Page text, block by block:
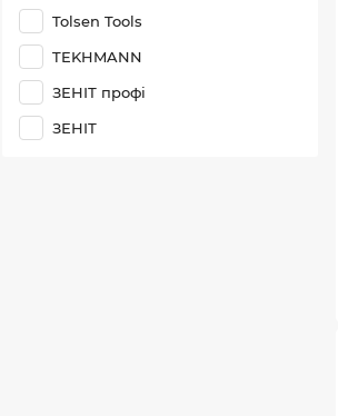
Tolsen Tools
TEKHMANN
ЗЕНІТ профі
ЗЕНІТ